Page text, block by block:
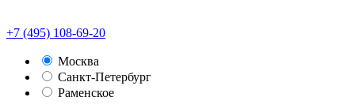
+7 (495) 108-69-20
Москва
Санкт-Петербург
Раменское